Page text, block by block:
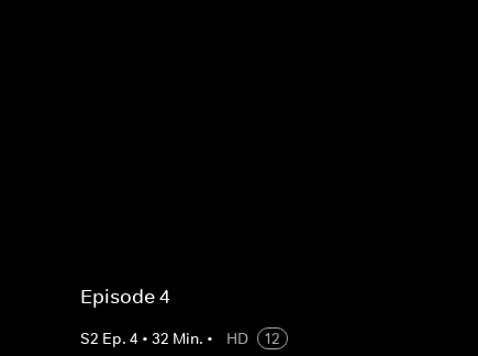
Episode 4
S2 Ep. 4 • 32 Min. • HD
12